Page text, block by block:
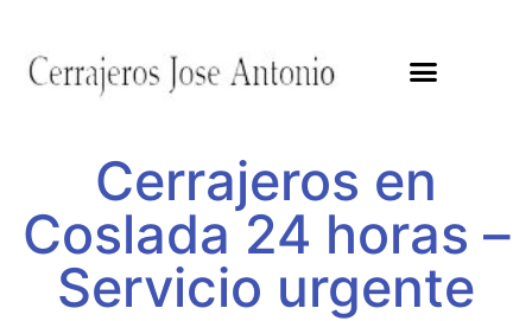
Cerrajeros en
Coslada 24 horas –
Servicio urgente